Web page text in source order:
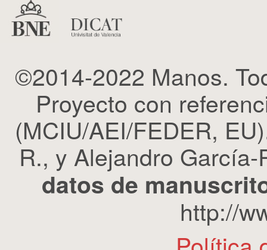
©2014-2022 Manos.
Proyecto con
(MCIU/AEI/FEDER,
R., y Alejandro
datos de
http://